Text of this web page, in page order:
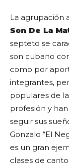
La agrupación
Son De La
septeto se
son cubano
como por
integrantes,
populares de
profesión y
seguir sus
Gonzalo “El
es un gran
clases de